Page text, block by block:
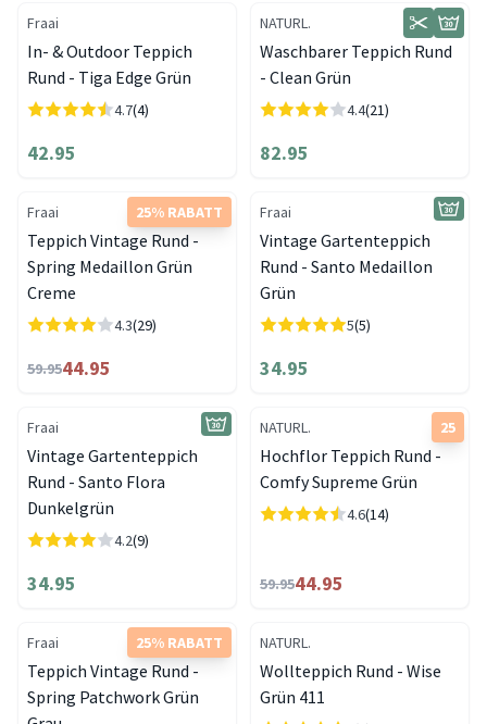
Fraai
In- & Outdoor Teppich
Rund - Tiga Edge Grün
4.7(4)
42.95
NATURL.
Waschbarer Teppich Rund
- Clean Grün
4.4(21)
82.95
25% RABATT
Fraai
Teppich Vintage Rund -
Spring Medaillon Grün
Creme
4.3(29)
59.9544.95
Fraai
Vintage Gartenteppich
Rund - Santo Medaillon
Grün
5(5)
34.95
Fraai
Vintage Gartenteppich
Rund - Santo Flora
Dunkelgrün
4.2(9)
34.95
25
NATURL.
Hochflor Teppich Rund -
Comfy Supreme Grün
4.6(14)
59.9544.95
25% RABATT
Fraai
Teppich Vintage Rund -
Spring Patchwork Grün
NATURL.
Wollteppich Rund - Wise
Grün 411